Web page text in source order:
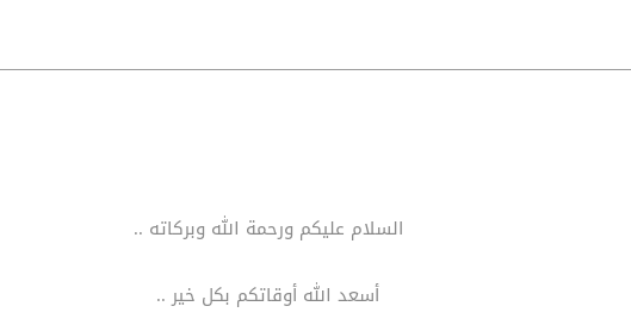
السلام عليكم ورحمة الله وبركاته ..
أسعد الله أوقاتكم بكل خير ..